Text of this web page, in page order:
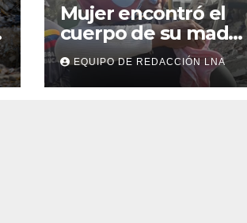
Mujer encontró el
cuerpo de su madre
tras 40 días de
búsqueda en
Tanaguarena
EQUIPO DE REDACCIÓN LNA